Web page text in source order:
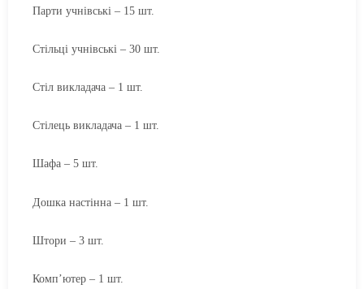
Парти учнівські – 15 шт.
Стільці учнівські – 30 шт.
Стіл викладача – 1 шт.
Стілець викладача – 1 шт.
Шафа – 5 шт.
Дошка настінна – 1 шт.
Штори – 3 шт.
Комп’ютер – 1 шт.